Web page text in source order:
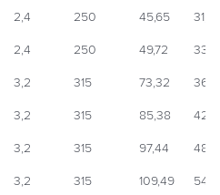
2,4 250 45,65
2,4 250 49,72
3,2 315 73,32
3,2 315 85,38
3,2 315 97,44
3,2 315 109,49